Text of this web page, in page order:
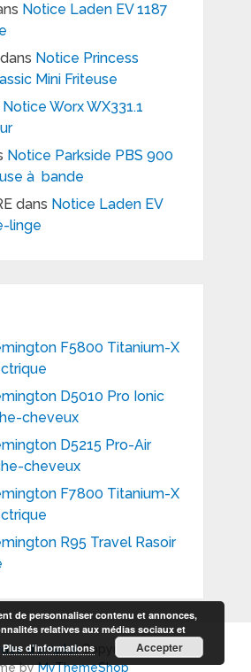
Notice Laden EV 1187
Notice Princess
Mini Friteuse
Notice Worx WX331.1
Notice Parkside PBS 900
à bande
dans Notice Laden EV
linge
F5800 Titanium-X
D5010 Pro Ionic
cheveux
D5215 Pro-Air
cheveux
F7800 Titanium-X
R95 Travel Rasoir
d'emploiCopyright © 2026.
byMyThemeShop
de personnaliser contenu et annonces,
relatives aux médias sociaux et
Plus d’informations Accepter